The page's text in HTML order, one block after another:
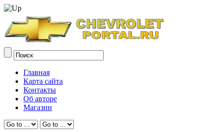
Главная
Карта сайта
Контакты
Об авторе
Магазин